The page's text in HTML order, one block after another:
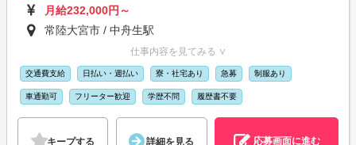
月給232,000円～
常陸大宮市 / 中舟生駅
仕事内容を見てみる ∨
交通費支給 日払い・週払い 寮・社宅あり 急募 制服あり
車通勤可 フリーター歓迎 学歴不問 履歴書不要
キープする 詳細を見る 応募画面に進む